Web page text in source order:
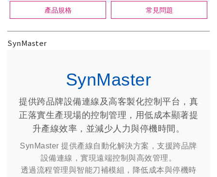
產品規格 常見問題
SynMaster ​
SynMaster
提供跨品牌設備連線及高客製化控制平台，真
正落實生產現場的控制管理，用低成本顯著提
升產線效率，並減少人力與停機時間。
SynMaster 提供產線自動化解決方案，支援跨品牌
設備連線，實現遠端控制與高效管理。
透過流程管理與智能刀補模組，降低成本與停機時